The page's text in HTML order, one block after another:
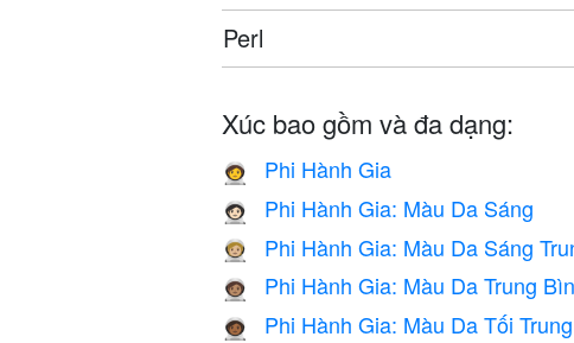
Perl
Xúc bao gồm và đa dạng:
🧑‍🚀 Phi Hành Gia
🧑🏻‍🚀 Phi Hành Gia: Màu Da Sáng
🧑🏼‍🚀 Phi Hành Gia: Màu Da Sáng
🧑🏽‍🚀 Phi Hành Gia: Màu Da Trung
🧑🏾‍🚀 Phi Hành Gia: Màu Da Tối